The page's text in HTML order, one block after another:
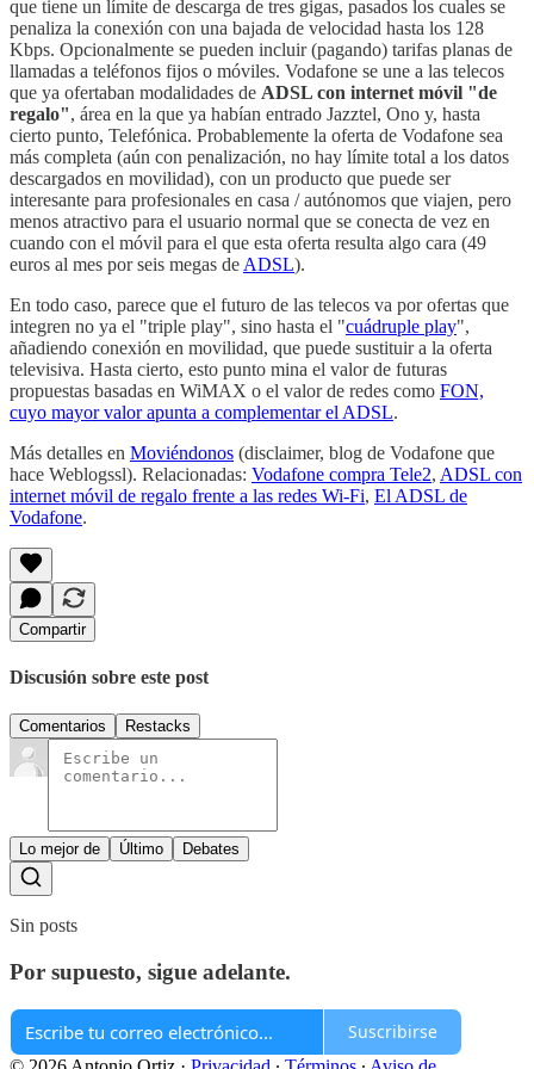
que tiene un límite de descarga de tres gigas, pasados los cuales se
penaliza la conexión con una bajada de velocidad hasta los 128
Kbps. Opcionalmente se pueden incluir (pagando) tarifas planas de
llamadas a teléfonos fijos o móviles. Vodafone se une a las telecos
que ya ofertaban modalidades de ADSL con internet móvil "de
regalo", área en la que ya habían entrado Jazztel, Ono y, hasta
cierto punto, Telefónica. Probablemente la oferta de Vodafone sea
más completa (aún con penalización, no hay límite total a los datos
descargados en movilidad), con un producto que puede ser
interesante para profesionales en casa / autónomos que viajen, pero
menos atractivo para el usuario normal que se conecta de vez en
cuando con el móvil para el que esta oferta resulta algo cara (49
euros al mes por seis megas de ADSL).
En todo caso, parece que el futuro de las telecos va por ofertas que
integren no ya el "triple play", sino hasta el "cuádruple play",
añadiendo conexión en movilidad, que puede sustituir a la oferta
televisiva. Hasta cierto, esto punto mina el valor de futuras
propuestas basadas en WiMAX o el valor de redes como FON,
cuyo mayor valor apunta a complementar el ADSL.
Más detalles en Moviéndonos (disclaimer, blog de Vodafone que
hace Weblogssl). Relacionadas: Vodafone compra Tele2, ADSL con
internet móvil de regalo frente a las redes Wi-Fi, El ADSL de
Vodafone.
Compartir
Discusión sobre este post
Comentarios Restacks
Lo mejor de Último Debates
Sin posts
Por supuesto, sigue adelante.
Suscribirse